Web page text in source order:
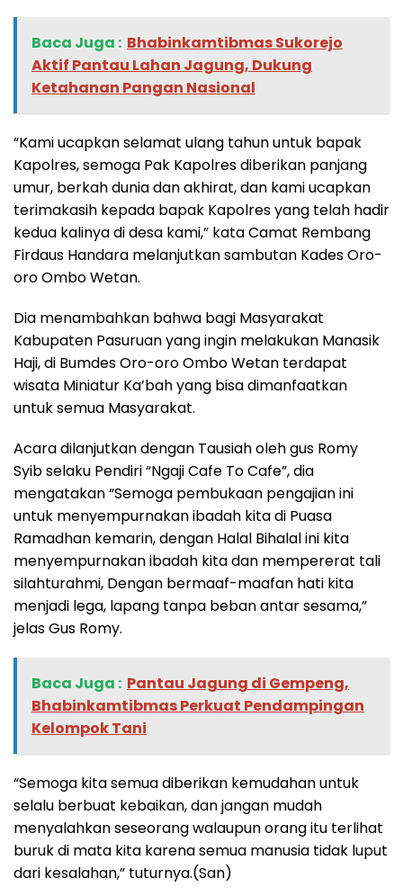
Baca Juga : Bhabinkamtibmas Sukorejo
Aktif Pantau Lahan Jagung, Dukung
Ketahanan Pangan Nasional
“Kami ucapkan selamat ulang tahun untuk bapak
Kapolres, semoga Pak Kapolres diberikan panjang
umur, berkah dunia dan akhirat, dan kami ucapkan
terimakasih kepada bapak Kapolres yang telah hadir
kedua kalinya di desa kami,” kata Camat Rembang
Firdaus Handara melanjutkan sambutan Kades Oro-
oro Ombo Wetan.
Dia menambahkan bahwa bagi Masyarakat
Kabupaten Pasuruan yang ingin melakukan Manasik
Haji, di Bumdes Oro-oro Ombo Wetan terdapat
wisata Miniatur Ka’bah yang bisa dimanfaatkan
untuk semua Masyarakat.
Acara dilanjutkan dengan Tausiah oleh gus Romy
Syib selaku Pendiri “Ngaji Cafe To Cafe”, dia
mengatakan “Semoga pembukaan pengajian ini
untuk menyempurnakan ibadah kita di Puasa
Ramadhan kemarin, dengan Halal Bihalal ini kita
menyempurnakan ibadah kita dan mempererat tali
silahturahmi, Dengan bermaaf-maafan hati kita
menjadi lega, lapang tanpa beban antar sesama,”
jelas Gus Romy.
Baca Juga : Pantau Jagung di Gempeng,
Bhabinkamtibmas Perkuat Pendampingan
Kelompok Tani
“Semoga kita semua diberikan kemudahan untuk
selalu berbuat kebaikan, dan jangan mudah
menyalahkan seseorang walaupun orang itu terlihat
buruk di mata kita karena semua manusia tidak luput
dari kesalahan,” tuturnya.(San)